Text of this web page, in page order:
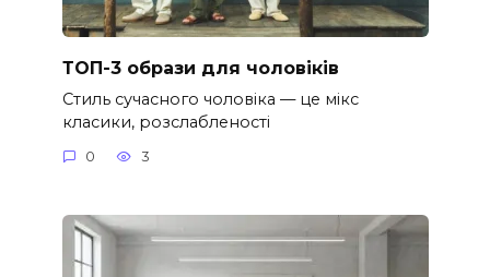
ТОП-3 образи для чоловіків
Стиль сучасного чоловіка — це мікс
класики, розслабленості
0 3